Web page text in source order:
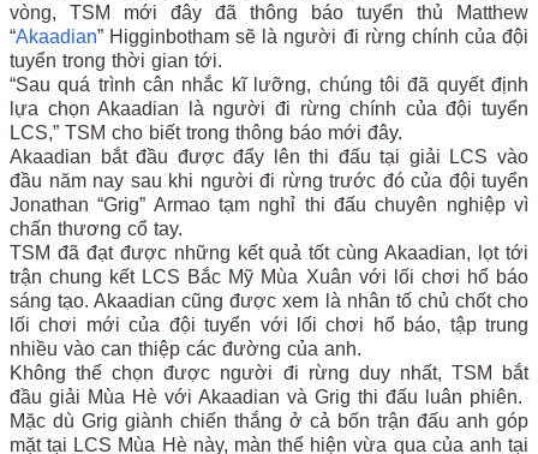
vòng, TSM mới đây đã thông báo tuyển thủ Matthew
“Akaadian” Higginbotham sẽ là người đi rừng chính của đội
tuyển trong thời gian tới.
“Sau quá trình cân nhắc kĩ lưỡng, chúng tôi đã quyết định
lựa chọn Akaadian là người đi rừng chính của đội tuyển
LCS,” TSM cho biết trong thông báo mới đây.
Akaadian bắt đầu được đẩy lên thi đấu tại giải LCS vào
đầu năm nay sau khi người đi rừng trước đó của đội tuyển
Jonathan “Grig” Armao tạm nghỉ thi đấu chuyên nghiệp vì
chấn thương cổ tay.
TSM đã đạt được những kết quả tốt cùng Akaadian, lọt tới
trận chung kết LCS Bắc Mỹ Mùa Xuân với lối chơi hổ báo
sáng tạo. Akaadian cũng được xem là nhân tố chủ chốt cho
lối chơi mới của đội tuyển với lối chơi hổ báo, tập trung
nhiều vào can thiệp các đường của anh.
Không thể chọn được người đi rừng duy nhất, TSM bắt
đầu giải Mùa Hè với Akaadian và Grig thi đấu luân phiên.
Mặc dù Grig giành chiến thắng ở cả bốn trận đấu anh góp
mặt tại LCS Mùa Hè này, màn thể hiện vừa qua của anh tại